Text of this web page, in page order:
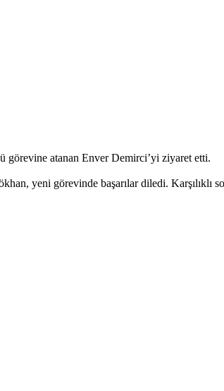
atanan Enver Demirci’yi ziyaret etti.
yeni görevinde başarılar diledi. Karşılıklı